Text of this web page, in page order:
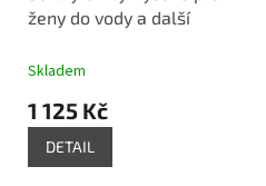
ženy do vody a další
Skladem
1 125 Kč
DETAIL